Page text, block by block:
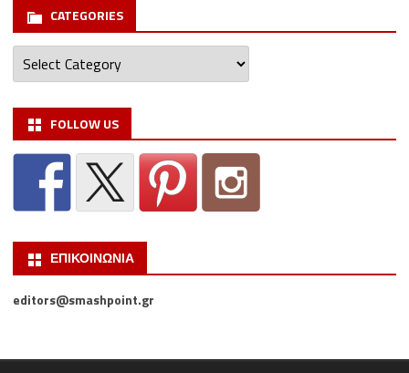
CATEGORIES
Categories
FOLLOW US
ΕΠΙΚΟΙΝΩΝΙΑ
editors@smashpoint.gr